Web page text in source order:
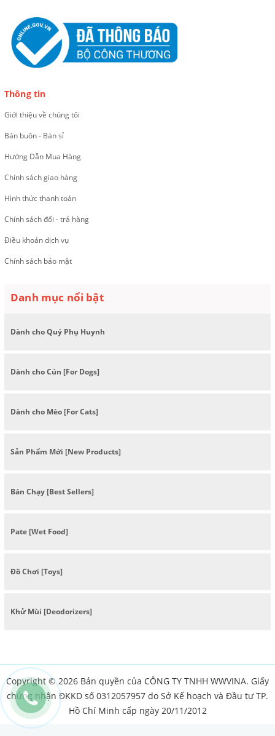
Thông tin
Giới thiệu về chúng tôi
Bán buôn - Bán sỉ
Hướng Dẫn Mua Hàng
Chính sách giao hàng
Hình thức thanh toán
Chính sách đổi - trả hàng
Điều khoản dịch vụ
Chính sách bảo mật
Danh mục nổi bật
Dành cho Quý Phụ Huynh
Dành cho Cún [For Dogs]
Dành cho Mèo [For Cats]
Sản Phẩm Mới [New Products]
Bán Chạy [Best Sellers]
Pate [Wet Food]
Đồ Chơi [Toys]
Khử Mùi [Deodorizers]
Copyright © 2026 Bản quyền của CÔNG TY TNHH WWVINA. Giấy
chứng nhận ĐKKD số 0312057957 do Sở Kế hoạch và Đầu tư TP.
Hồ Chí Minh cấp ngày 20/11/2012